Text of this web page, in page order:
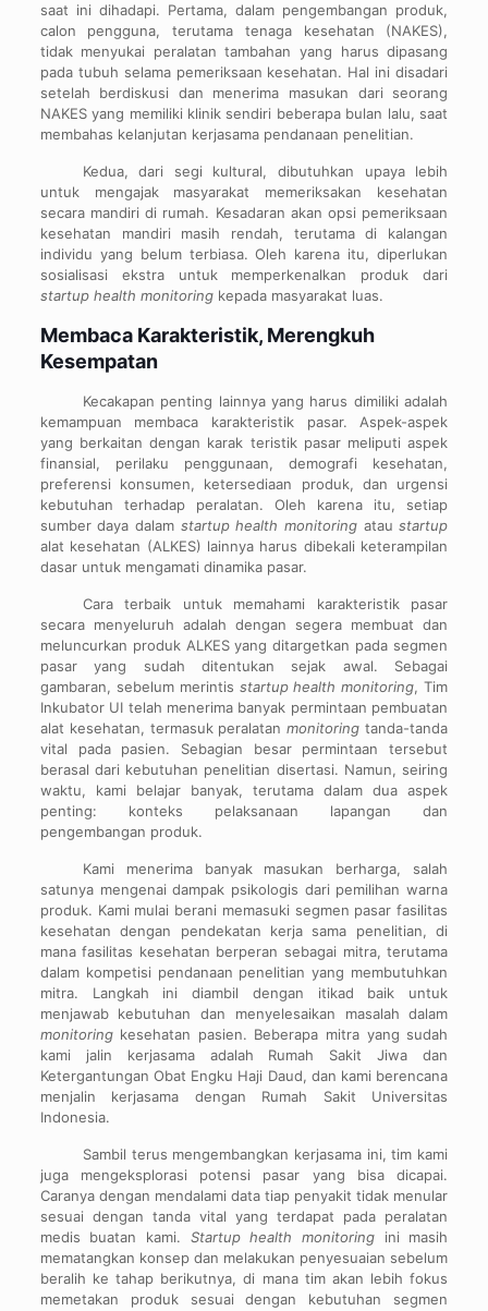
saat ini dihadapi. Pertama, dalam pengembangan produk,
calon pengguna, terutama tenaga kesehatan (NAKES),
tidak menyukai peralatan tambahan yang harus dipasang
pada tubuh selama pemeriksaan kesehatan. Hal ini disadari
setelah berdiskusi dan menerima masukan dari seorang
NAKES yang memiliki klinik sendiri beberapa bulan lalu, saat
membahas kelanjutan kerjasama pendanaan penelitian.
Kedua, dari segi kultural, dibutuhkan upaya lebih
untuk mengajak masyarakat memeriksakan kesehatan
secara mandiri di rumah. Kesadaran akan opsi pemeriksaan
kesehatan mandiri masih rendah, terutama di kalangan
individu yang belum terbiasa. Oleh karena itu, diperlukan
sosialisasi ekstra untuk memperkenalkan produk dari
startup health monitoringkepada masyarakat luas.
Membaca Karakteristik, Merengkuh
Kesempatan
Kecakapan penting lainnya yang harus dimiliki adalah
kemampuan membaca karakteristik pasar. Aspek-aspek
yang berkaitan dengan karak teristik pasar meliputi aspek
finansial, perilaku penggunaan, demografi kesehatan,
preferensi konsumen, ketersediaan produk, dan urgensi
kebutuhan terhadap peralatan. Oleh karena itu, setiap
sumber daya dalam startup health monitoringataustartup
alat kesehatan (ALKES) lainnya harus dibekali keterampilan
dasar untuk mengamati dinamika pasar.
Cara terbaik untuk memahami karakteristik pasar
secara menyeluruh adalah dengan segera membuat dan
meluncurkan produk ALKES yang ditargetkan pada segmen
pasar yang sudah ditentukan sejak awal. Sebagai
gambaran, sebelum merintis startup health monitoring, Tim
Inkubator UI telah menerima banyak permintaan pembuatan
alat kesehatan, termasuk peralatanmonitoring tanda-tanda
vital pada pasien. Sebagian besar permintaan tersebut
berasal dari kebutuhan penelitian disertasi. Namun, seiring
waktu, kami belajar banyak, terutama dalam dua aspek
penting: konteks pelaksanaan lapangan dan
pengembangan produk.
Kami menerima banyak masukan berharga, salah
satunya mengenai dampak psikologis dari pemilihan warna
produk. Kami mulai berani memasuki segmen pasar fasilitas
kesehatan dengan pendekatan kerja sama penelitian, di
mana fasilitas kesehatan berperan sebagai mitra, terutama
dalam kompetisi pendanaan penelitian yang membutuhkan
mitra. Langkah ini diambil dengan itikad baik untuk
menjawab kebutuhan dan menyelesaikan masalah dalam
monitoringkesehatan pasien. Beberapa mitra yang sudah
kami jalin kerjasama adalah Rumah Sakit Jiwa dan
Ketergantungan Obat Engku Haji Daud, dan kami berencana
menjalin kerjasama dengan Rumah Sakit Universitas
Indonesia.
Sambil terus mengembangkan kerjasama ini, tim kami
juga mengeksplorasi potensi pasar yang bisa dicapai.
Caranya dengan mendalami data tiap penyakit tidak menular
sesuai dengan tanda vital yang terdapat pada peralatan
medis buatan kami. Startup health monitoringini masih
mematangkan konsep dan melakukan penyesuaian sebelum
beralih ke tahap berikutnya, di mana tim akan lebih fokus
memetakan produk sesuai dengan kebutuhan segmen